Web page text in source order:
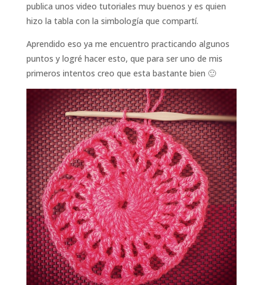
publica unos video tutoriales muy buenos y es quien
hizo la tabla con la simbología que compartí.
Aprendido eso ya me encuentro practicando algunos
puntos y logré hacer esto, que para ser uno de mis
primeros intentos creo que esta bastante bien 🙂